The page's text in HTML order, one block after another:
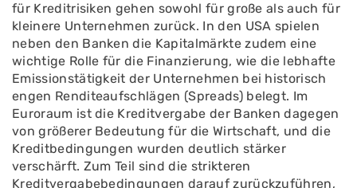
für Kreditrisiken gehen sowohl für große als auch für
kleinere Unternehmen zurück. In den USA spielen
neben den Banken die Kapitalmärkte zudem eine
wichtige Rolle für die Finanzierung, wie die lebhafte
Emissionstätigkeit der Unternehmen bei historisch
engen Renditeaufschlägen (Spreads) belegt. Im
Euroraum ist die Kreditvergabe der Banken dagegen
von größerer Bedeutung für die Wirtschaft, und die
Kreditbedingungen wurden deutlich stärker
verschärft. Zum Teil sind die strikteren
Kreditvergabebedingungen darauf zurückzuführen,